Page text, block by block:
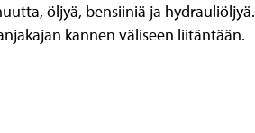
öljyä, bensiiniä ja hydrauliöljyä.
kannen väliseen liitäntään.